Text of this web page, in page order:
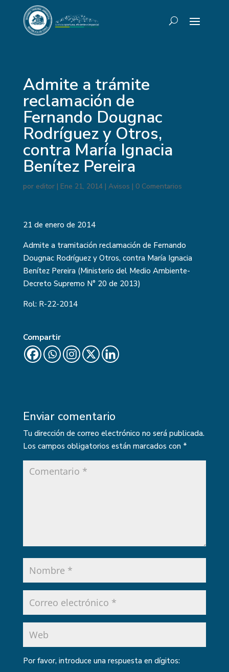
Admite a trámite
reclamación de
Fernando Dougnac
Rodríguez y Otros,
contra María Ignacia
Benítez Pereira
por editor| Ene 21, 2014| Avisos | 0 Comentarios
21 de enero de 2014
Admite a tramitación reclamación de Fernando
Dougnac Rodríguez y Otros, contra María Ignacia
Benítez Pereira (Ministerio del Medio Ambiente-
Decreto Supremo N° 20 de 2013)
Rol: R-22-2014
Compartir
Enviar comentario
Tu dirección de correo electrónico no será publicada.
Los campos obligatorios están marcados con *
Por favor, introduce una respuesta en dígitos: